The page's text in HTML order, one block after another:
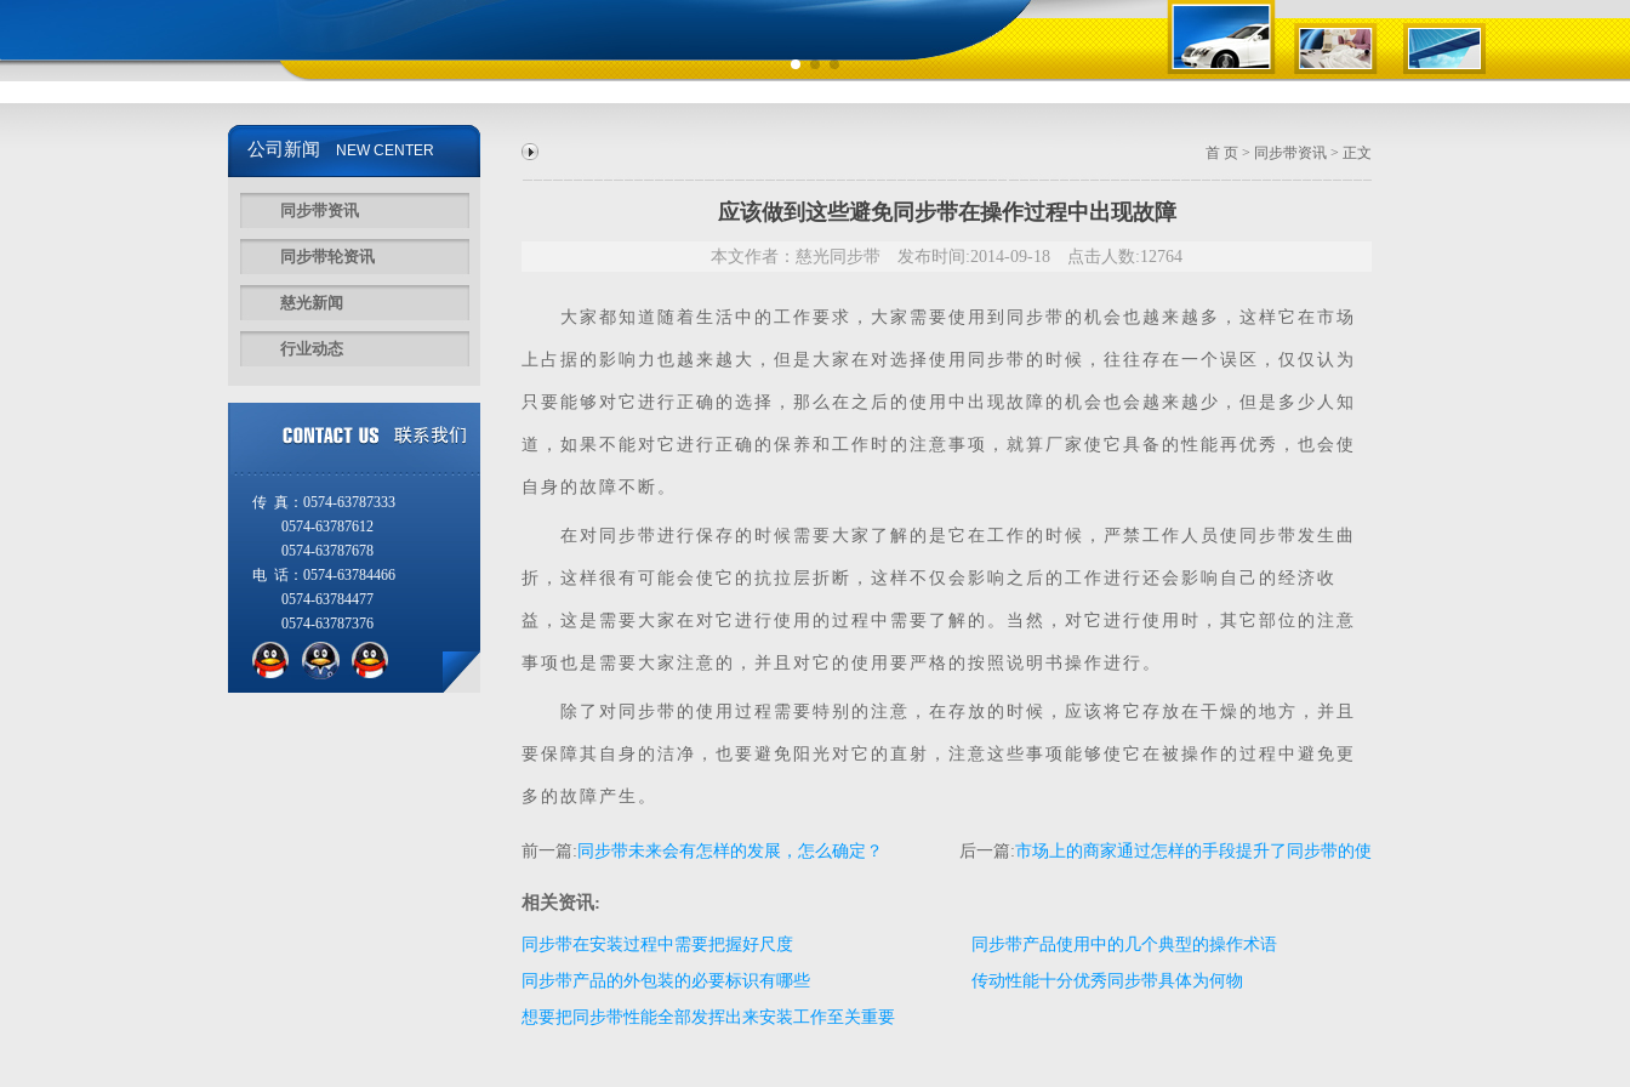
公司新闻 NEW CENTER
同步带资讯
同步带轮资讯
慈光新闻
行业动态
传 真：0574-63787333
0574-63787612
0574-63787678
电 话：0574-63784466
0574-63784477
0574-63787376
首 页 > 同步带资讯 > 正文
应该做到这些避免同步带在操作过程中出现故障
本文作者：慈光同步带 发布时间:2014-09-18 点击人数:12764
大家都知道随着生活中的工作要求，大家需要使用到 同步带 的机会也越来越多，这样它在市场
上占据的影响力也越来越大，但是大家在对选择使用同步带的时候，往往存在一个误区，仅仅认为
只要能够对它进行正确的选择，那么在之后的使用中出现故障的机会也会越来越少，但是多少人知
道，如果不能对它进行正确的保养和工作时的注意事项，就算厂家使它具备的性能再优秀，也会使
自身的故障不断。
在对同步带进行保存的时候需要大家了解的是它在工作的时候，严禁工作人员使同步带发生曲
折，这样很有可能会使它的抗拉层折断，这样不仅会影响之后的工作进行还会影响自己的经济收
益，这是需要大家在对它进行使用的过程中需要了解的。当然，对它进行使用时，其它部位的注意
事项也是需要大家注意的，并且对它的使用要严格的按照说明书操作进行。
除了对同步带的使用过程需要特别的注意，在存放的时候，应该将它存放在干燥的地方，并且
要保障其自身的洁净，也要避免阳光对它的直射，注意这些事项能够使它在被操作的过程中避免更
多的故障产生。
前一篇: 同步带未来会有怎样的发展，怎么确定？ 后一篇:市场上的商家通过怎样的手段提升了同步带的使
相关资讯:
同步带在安装过程中需要把握好尺度
同步带产品使用中的几个典型的操作术语
同步带产品的外包装的必要标识有哪些
传动性能十分优秀同步带具体为何物
想要把同步带性能全部发挥出来安装工作至关重要